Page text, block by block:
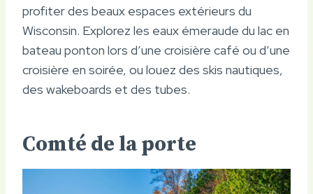
profiter des beaux espaces extérieurs du
Wisconsin. Explorez les eaux émeraude du lac en
bateau ponton lors d’une croisière café ou d’une
croisière en soirée, ou louez des skis nautiques,
des wakeboards et des tubes.
Comté de la porte